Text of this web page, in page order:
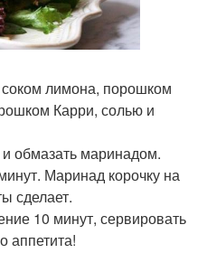
лимона, порошком
Карри, солью и
и обмазать маринадом.
Маринад корочку на
сделает.
10 минут, сервировать
аппетита!